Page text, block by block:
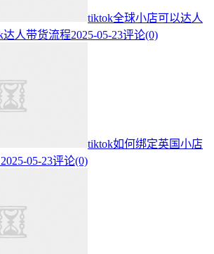
tiktok全球小店可以达人
达人带货流程2025-05-23评论(0)
tiktok如何绑定英国小店
2025-05-23评论(0)